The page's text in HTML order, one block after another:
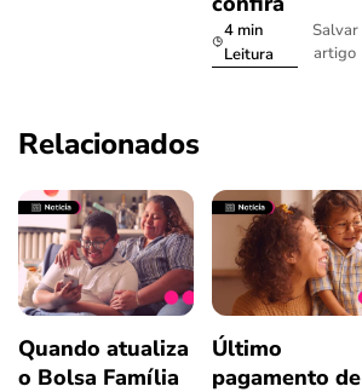
4 min
Leitura
Salvar
artigo
Relacionados
Quando atualiza
o Bolsa Família
Último
pagamento de